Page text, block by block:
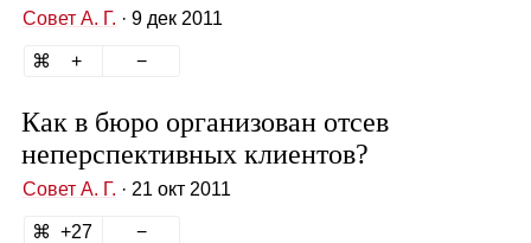
Совет А. Г. · 9 дек 2011
Как в бюро организован отсев
неперспективных клиентов?
Совет А. Г. · 21 окт 2011
27